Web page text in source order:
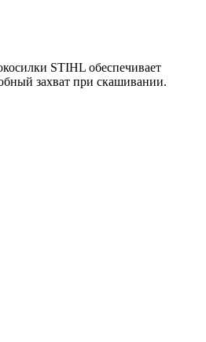
STIHL обеспечивает
захват при скашивании.